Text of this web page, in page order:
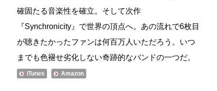
確固たる音楽性を確立。そして次作
『Synchronicity』で世界の頂点へ。あの流れで6枚目
が聴きたかったファンは何百万人いただろう。いつ
までも色褪せ劣化しない奇跡的なバンドの一つだ。
iTunes Amazon